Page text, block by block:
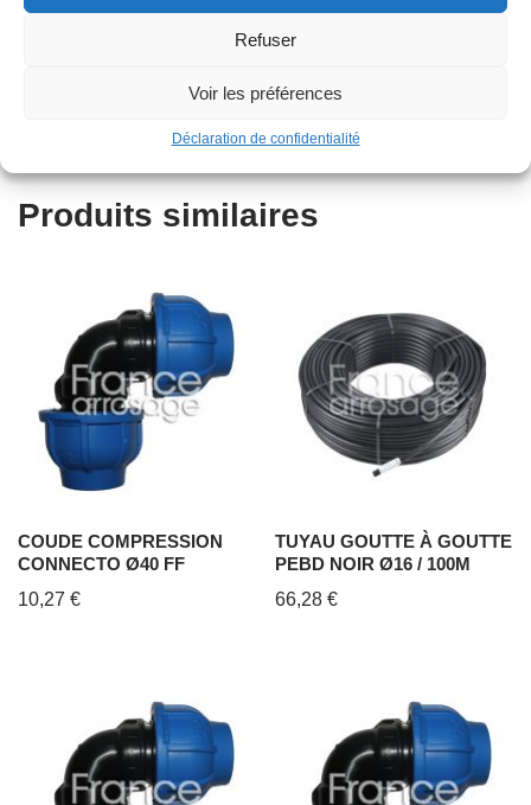
Refuser
Voir les préférences
Déclaration de confidentialité
Type : Raccord compression
Diamètre nominal : 32 mm
Produits similaires
COUDE COMPRESSION
CONNECTO Ø40 FF
10,27 €
TUYAU GOUTTE À GOUTTE
PEBD NOIR Ø16 / 100M
66,28€